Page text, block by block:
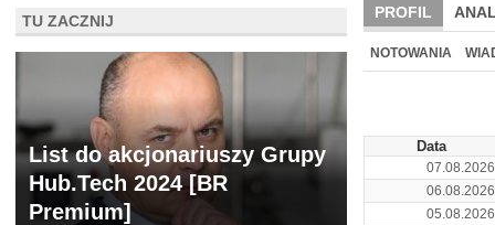
PROFIL
BR LAB
NOTOWANIA
Data
07.08.2026
06.08.2026
05.08.2026
TU ZACZNIJ
List do akcjonariuszy Grupy
Hub.Tech 2024 [BR
Premium]